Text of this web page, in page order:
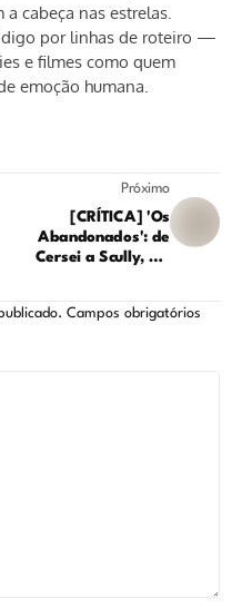
cabeça nas estrelas.
por linhas de roteiro —
e filmes como quem
emoção humana.
Próximo
[CRÍTICA] 'Os
Abandonados': de
Cersei a Scully, um
Campos obrigatórios